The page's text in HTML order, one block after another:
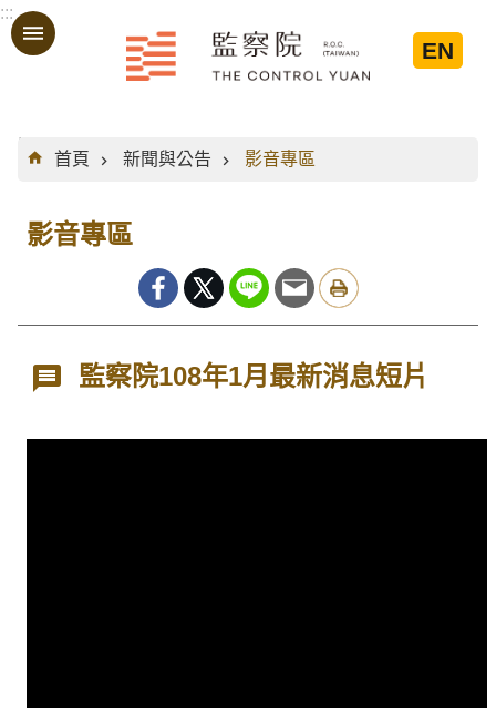
跳到主要內容區塊
:::
EN
:::
首頁
新聞與公告 影音專區
影音專區
監察院108年1月最新消息短片